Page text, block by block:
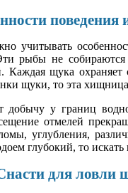
учитывать
рыбы не собираются
Каждая щука
щуки, то эта
у границ
отмелей
углубления,
глубокий, то
для ловли